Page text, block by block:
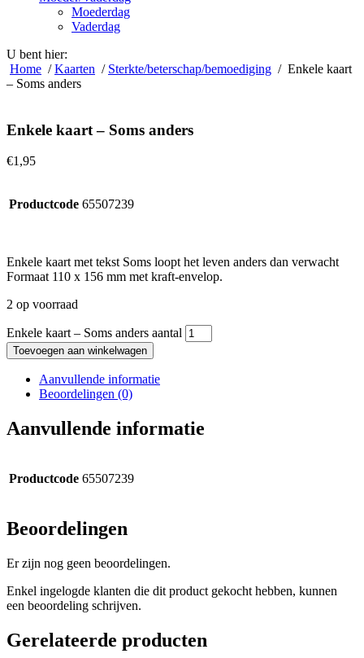
Moederdag
Vaderdag
U bent hier:
Home /Kaarten / Sterkte/beterschap/bemoediging / Enkele kaart
– Soms anders
Enkele kaart – Soms anders
€1,95
Productcode 65507239
Enkele kaart met tekst Soms loopt het leven anders dan verwacht
Formaat 110 x 156 mm met kraft-envelop.
2 op voorraad
Enkele kaart – Soms anders aantal
Toevoegen aan winkelwagen
Aanvullende informatie
Beoordelingen (0)
Aanvullende informatie
Productcode 65507239
Beoordelingen
Er zijn nog geen beoordelingen.
Enkel ingelogde klanten die dit product gekocht hebben, kunnen
een beoordeling schrijven.
Gerelateerde producten